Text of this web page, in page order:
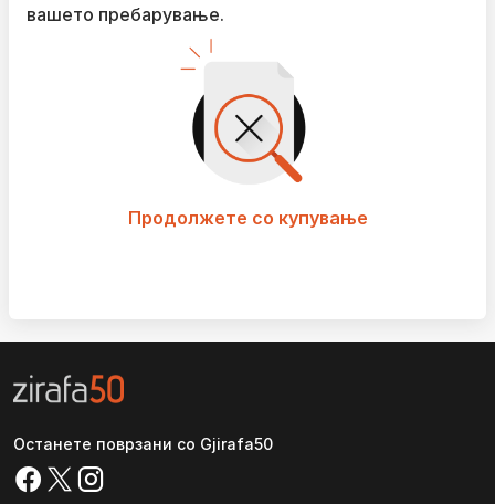
вашето пребарување.
Продолжете со купување
Останете поврзани со Gjirafa50